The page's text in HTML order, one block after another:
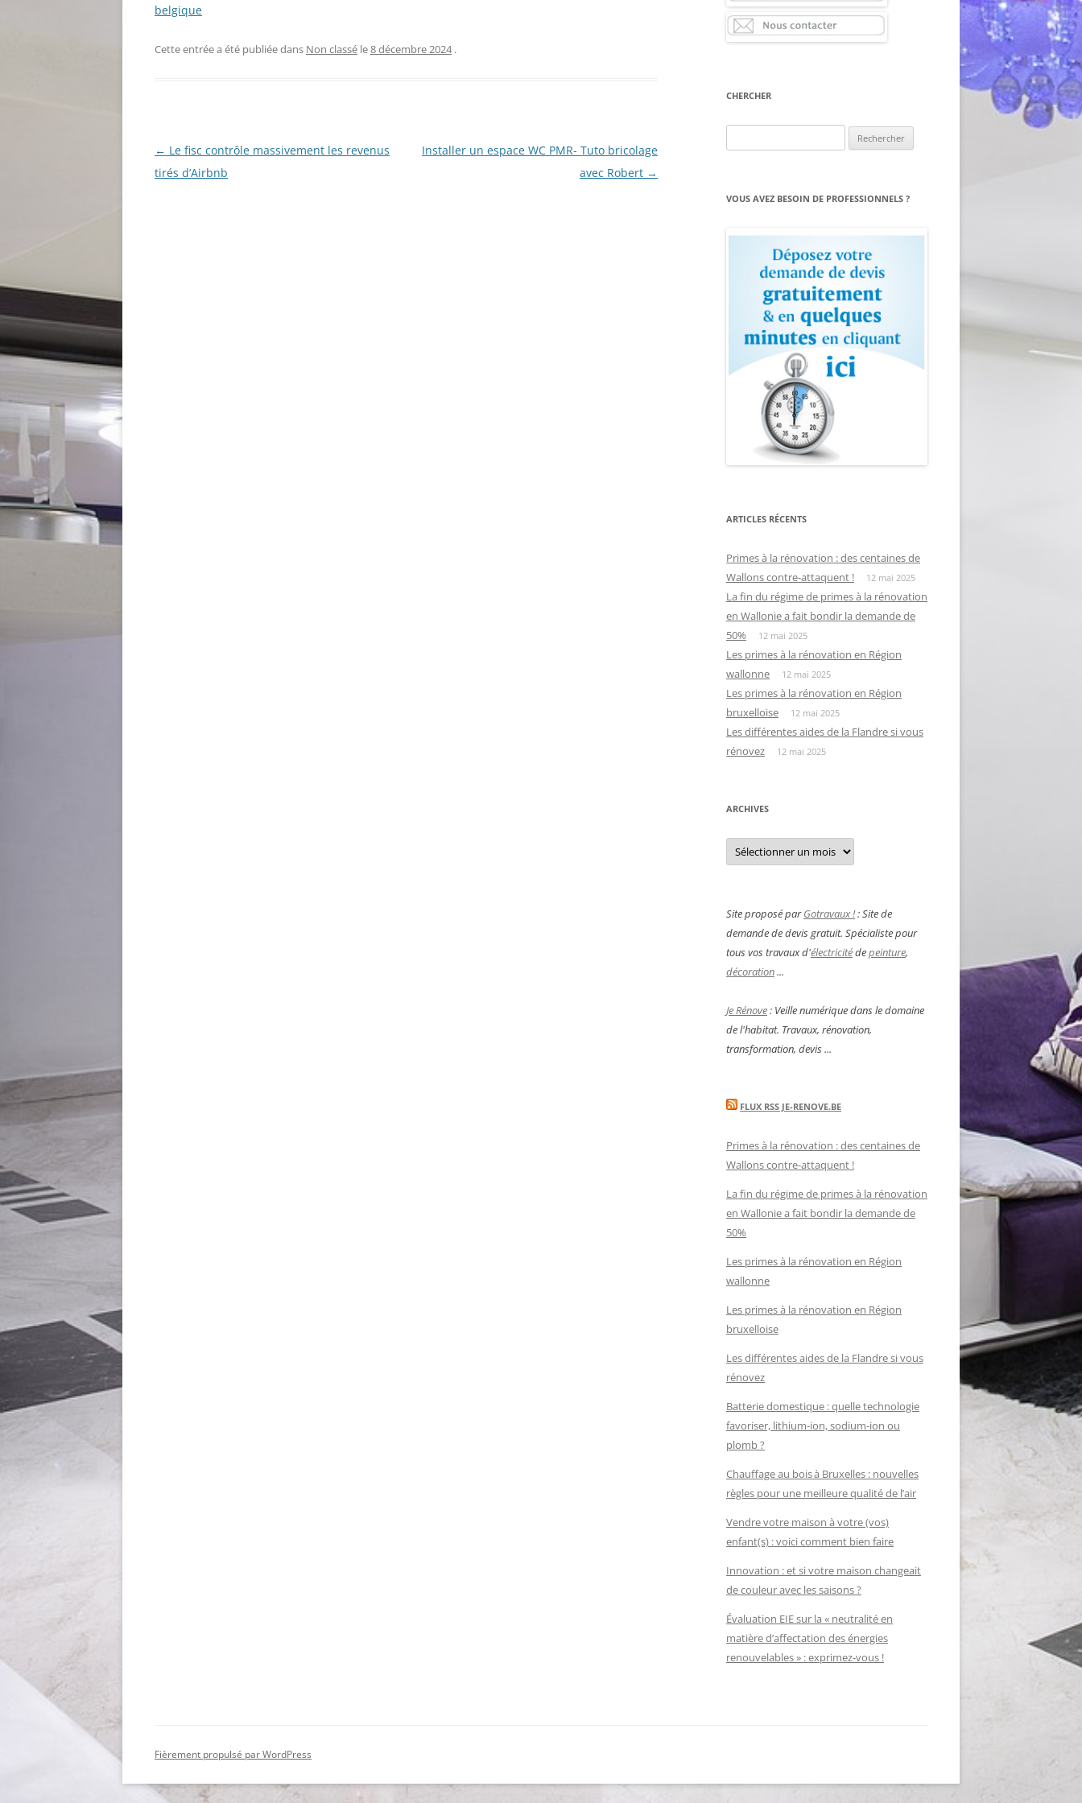
belgique
Cette entrée a été publiée dans Non classé le8 décembre 2024 .
Navigation
des
← Le fisc contrôle massivement les revenus
tirés d’Airbnb
Installer un espace WC PMR- Tuto bricolage
avec Robert →
CHERCHER
VOUS AVEZ BESOIN DE PROFESSIONNELS ?
ARTICLES RÉCENTS
Primes à la rénovation : des centaines de
Wallons contre-attaquent !
12 mai 2025
La fin du régime de primes à la rénovation
en Wallonie a fait bondir la demande de
50%
12 mai 2025
Les primes à la rénovation en Région
wallonne
12 mai 2025
Les primes à la rénovation en Région
bruxelloise
12 mai 2025
Les différentes aides de la Flandre si vous
rénovez
12 mai 2025
ARCHIVES
Archives
Site proposé parGotravaux !: Site de
demande de devis gratuit. Spécialiste pour
tous vos travaux d'électricitédepeinture,
décoration...
Je Rénove: Veille numérique dans le domaine
de l'habitat. Travaux, rénovation,
transformation, devis ...
FLUX RSS JE-RENOVE.BE
Primes à la rénovation : des centaines de
Wallons contre-attaquent !
La fin du régime de primes à la rénovation
en Wallonie a fait bondir la demande de
50%
Les primes à la rénovation en Région
wallonne
Les primes à la rénovation en Région
bruxelloise
Les différentes aides de la Flandre si vous
rénovez
Batterie domestique : quelle technologie
favoriser, lithium-ion, sodium-ion ou
plomb ?
Chauffage au bois à Bruxelles : nouvelles
règles pour une meilleure qualité de l’air
Vendre votre maison à votre (vos)
enfant(s) : voici comment bien faire
Innovation : et si votre maison changeait
de couleur avec les saisons ?
Évaluation EIE sur la « neutralité en
matière d’affectation des énergies
renouvelables » : exprimez-vous !
Fièrement propulsé par WordPress